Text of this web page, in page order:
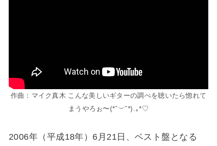
作曲：マイク真木 こんな美しいギターの調べを聴いたら惚れて
まうやろぉ〜(⁠*⁠˘⁠︶⁠˘⁠*⁠)⁠.⁠｡⁠*⁠♡
2006年（平成18年）6月21日、ベスト盤となる